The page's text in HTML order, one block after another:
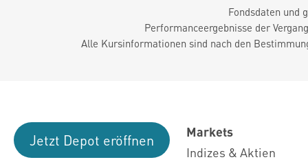
Fondsdaten und
Performanceergebnisse der
Alle Kursinformationen sind nach den
Jetzt Depot eröffnen
Markets
Indizes & Aktien